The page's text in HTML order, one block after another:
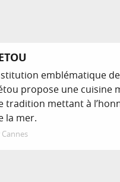
emblématique de
propose une cuisine
tradition mettant à
la mer.
Cannes